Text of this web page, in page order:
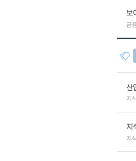
보
금
산
지
지
지